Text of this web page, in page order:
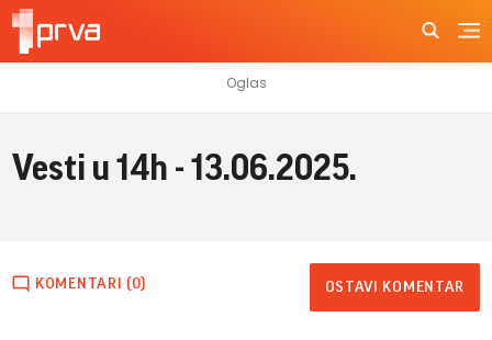
Vesti u 14h - 13.06.2025.
KOMENTARI (0) OSTAVI KOMENTAR